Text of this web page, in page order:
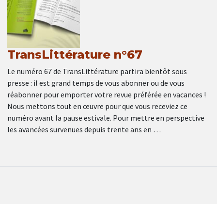
TransLittérature n°67
Le numéro 67 de TransLittérature partira bientôt sous
presse : il est grand temps de vous abonner ou de vous
réabonner pour emporter votre revue préférée en vacances !
Nous mettons tout en œuvre pour que vous receviez ce
numéro avant la pause estivale. Pour mettre en perspective
les avancées survenues depuis trente ans en …